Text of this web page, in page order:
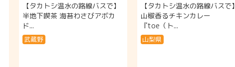
【タカトシ温水の路線バスで】
半地下喫茶 海苔わさびアボカ
ド...
武蔵野
【タカトシ温水の路線バスで】
山椒香るチキンカレー
『toe（ト...
山梨県